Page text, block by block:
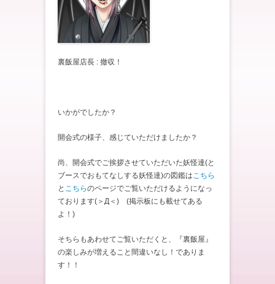
裏飯屋店長 : 撤収！
いかがでしたか？
開会式の様子、感じていただけましたか？
尚、開会式でご挨拶させていただいた妖怪達(と
ブースでおもてなしする妖怪達)の図鑑はこちら
と こちらのページでご覧いただけるようになっ
ております(＞Д＜)ゝ(掲示板にも載せてある
よ！)
そちらもあわせてご覧いただくと、『裏飯屋』
の楽しみが増えること間違いなし！でありま
す！！